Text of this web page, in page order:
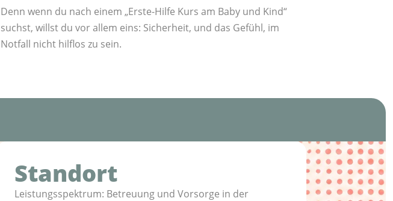
Denn wenn du nach einem „Erste-Hilfe Kurs am Baby und Kind“
suchst, willst du vor allem eins: Sicherheit, und das Gefühl, im
Notfall nicht hilflos zu sein.
Standort
Leistungsspektrum: Betreuung und Vorsorge in der